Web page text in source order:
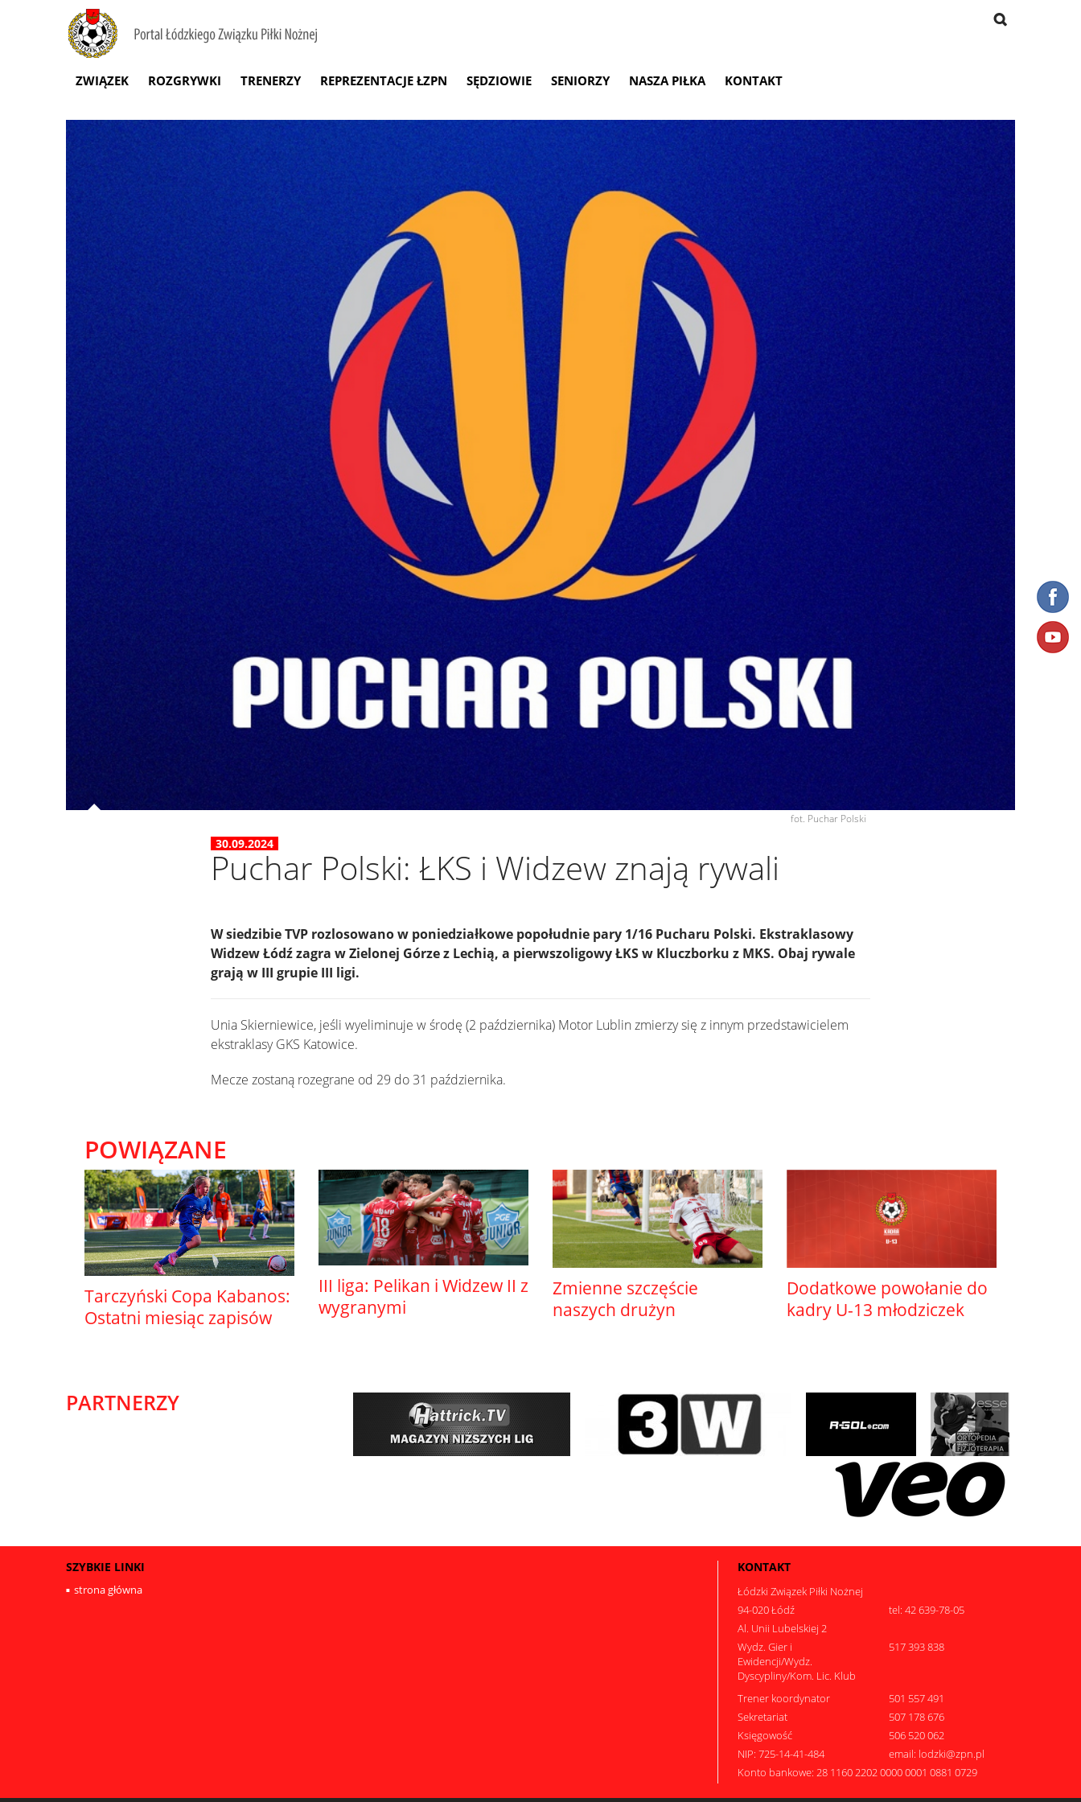
ZWIĄZEK ROZGRYWKI TRENERZY REPREZENTACJE ŁZPN SĘDZIOWIE SENIORZY NASZA PIŁKA KONTAKT
fot. Puchar Polski
30.09.2024
Puchar Polski: ŁKS i Widzew znają rywali
W siedzibie TVP rozlosowano w poniedziałkowe popołudnie pary 1/16 Pucharu Polski. Ekstraklasowy
Widzew Łódź zagra w Zielonej Górze z Lechią, a pierwszoligowy ŁKS w Kluczborku z MKS. Obaj rywale
grają w III grupie III ligi.
Unia Skierniewice, jeśli wyeliminuje w środę (2 października) Motor Lublin zmierzy się z innym przedstawicielem
ekstraklasy GKS Katowice.
Mecze zostaną rozegrane od 29 do 31 października.
POWIĄZANE
Tarczyński Copa Kabanos:
Ostatni miesiąc zapisów
III liga: Pelikan i Widzew II z
wygranymi
Zmienne szczęście
naszych drużyn
Dodatkowe powołanie do
kadry U-13 młodziczek
PARTNERZY
SZYBKIE LINKI
strona główna
KONTAKT
Łódzki Związek Piłki Nożnej
94-020 Łódź
tel: 42 639-78-05
Al. Unii Lubelskiej 2
Wydz. Gier i
Ewidencji/Wydz.
Dyscypliny/Kom. Lic. Klub
517 393 838
Trener koordynator
501 557 491
Sekretariat
507 178 676
Księgowość
506 520 062
NIP: 725-14-41-484
email: lodzki@zpn.pl
Konto bankowe: 28 1160 2202 0000 0001 0881 0729